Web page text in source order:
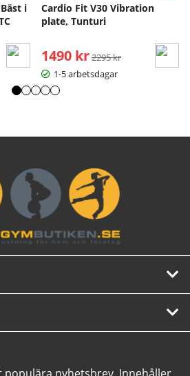
i
Cardio Fit V30 Vibration
plate, Tunturi
1490 kr Ordinarie pris:
2295 kr
1-5 arbetsdagar
populära nyhetsbrev. Innehåller